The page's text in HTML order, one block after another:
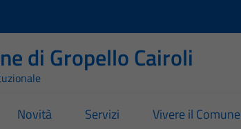
di Gropello Cairoli
Novità Servizi Vivere il Comune